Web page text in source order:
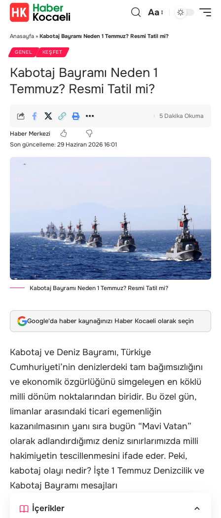
Aa
Anasayfa » Kabotaj Bayramı Neden 1 Temmuz? Resmi Tatil mi?
GENEL KEŞFET
Kabotaj Bayramı Neden 1
Temmuz? Resmi Tatil mi?
Son güncelleme: 29 Haziran 2026 16:01
Haber Merkezi
5 Dakika Okuma
Kabotaj Bayramı Neden 1 Temmuz? Resmi Tatil mi?
Google'da haber kaynağınızı Haber Kocaeli olarak seçin
Kabotaj ve Deniz Bayramı, Türkiye
Cumhuriyeti’nin denizlerdeki tam bağımsızlığını
ve ekonomik özgürlüğünü simgeleyen en köklü
milli dönüm noktalarından biridir. Bu özel gün,
limanlar arasındaki ticari egemenliğin
kazanılmasının yanı sıra bugün “Mavi Vatan”
olarak adlandırdığımız deniz sınırlarımızda milli
hakimiyetin tescillenmesini ifade eder. Peki,
kabotaj olayı nedir? İşte 1 Temmuz Denizcilik ve
Kabotaj Bayramı mesajları
İçerikler